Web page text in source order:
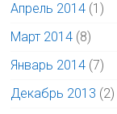
Апрель 2014 (1)
Март 2014 (8)
Январь 2014 (7)
Декабрь 2013 (2)